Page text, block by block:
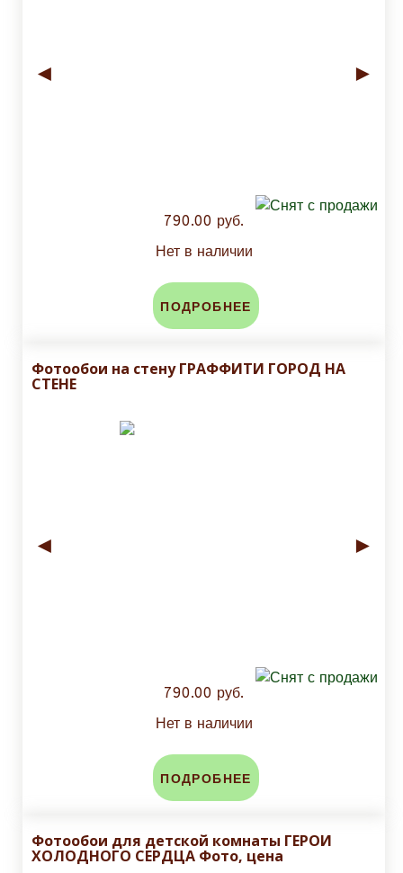
◄ ►
790.00 руб.
Нет в наличии
ПОДРОБНЕЕ
Фотообои на стену ГРАФФИТИ ГОРОД НА
СТЕНЕ
◄ ►
790.00 руб.
Нет в наличии
ПОДРОБНЕЕ
Фотообои для детской комнаты ГЕРОИ
ХОЛОДНОГО СЕРДЦА Фото, цена